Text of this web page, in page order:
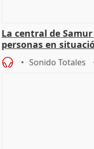
La central de
personas en
de Calor
Sonido Totales